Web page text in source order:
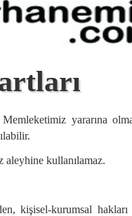
yararına
kullanılamaz.
kişisel-kurumsal hakları